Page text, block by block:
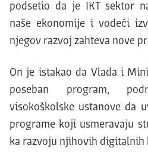
podsetio da je IKT sektor
naše ekonomije i vodeći
njegov razvoj zahteva nove
On je istakao da Vlada i
poseban program,
visokoškolske ustanove da
programe koji usmeravaju
ka razvoju njihovih digitalnih